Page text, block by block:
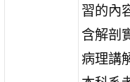
習的內
含解剖
病理講